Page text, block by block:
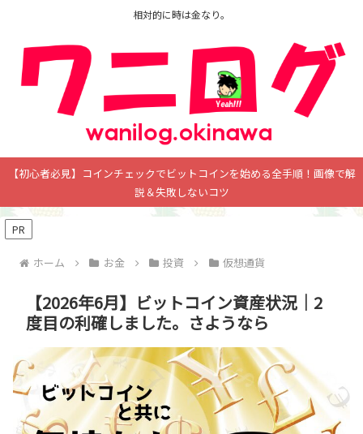
相対的に時は金なり。
【初心者必見】コインチェックでビットコインを始める全手順！画像で解
説＆失敗しないコツ
PR
ホーム お金 投資 仮想通貨
【2026年6月】ビットコイン資産状況｜2
度目の利確しました。さようなら